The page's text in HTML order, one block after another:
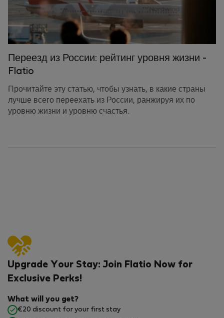
Переезд из России: рейтинг уровня жизни -
Flatio
Прочитайте эту статью, чтобы узнать, в какие страны
лучше всего переехать из России, ранжируя их по
уровню жизни и уровню счастья.
Upgrade Your Stay: Join Flatio Now for
Exclusive Perks!
What will you get?
€20 discount for your first stay